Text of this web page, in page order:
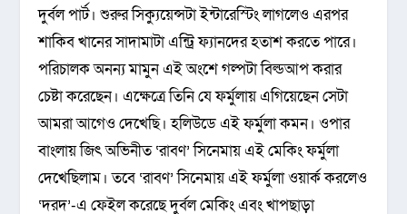
দুর্বল পার্ট। শুরুর সিক্যুয়েন্সটা ইন্টারেস্টিং লাগলেও এরপর
শাকিব খানের সাদামাটা এন্ট্রি ফ্যানদের হতাশ করতে পারে।
পরিচালক অনন্য মামুন এই অংশে গল্পটা বিল্ডআপ করার
চেষ্টা করেছেন। এক্ষেত্রে তিনি যে ফর্মুলায় এগিয়েছেন সেটা
আমরা আগেও দেখেছি। হলিউডে এই ফর্মুলা কমন। ওপার
বাংলায় জিৎ অভিনীত ‘রাবণ’ সিনেমায় এই মেকিং ফর্মুলা
দেখেছিলাম। তবে ‘রাবণ’ সিনেমায় এই ফর্মুলা ওয়ার্ক করলেও
‘দরদ’-এ ফেইল করেছে দুর্বল মেকিং এবং খাপছাড়া